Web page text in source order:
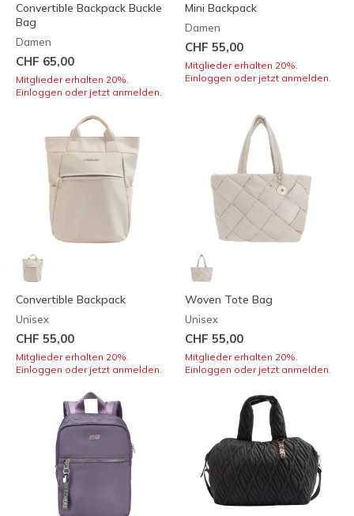
Convertible Backpack Buckle
Bag
Damen
CHF 65,00
Mitglieder erhalten 20%.
Einloggen oder jetzt anmelden.
Mini Backpack
Damen
CHF 55,00
Mitglieder erhalten 20%.
Einloggen oder jetzt anmelden.
Convertible Backpack
Unisex
CHF 55,00
Mitglieder erhalten 20%.
Einloggen oder jetzt anmelden.
Woven Tote Bag
Unisex
CHF 55,00
Mitglieder erhalten 20%.
Einloggen oder jetzt anmelden.